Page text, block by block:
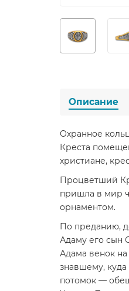
Описание
Охранное
Креста
христиане,
Процветший
пришла в мир
орнаментом.
По преданию,
Адаму его сын
Адама венок
знавшему,
потомок —